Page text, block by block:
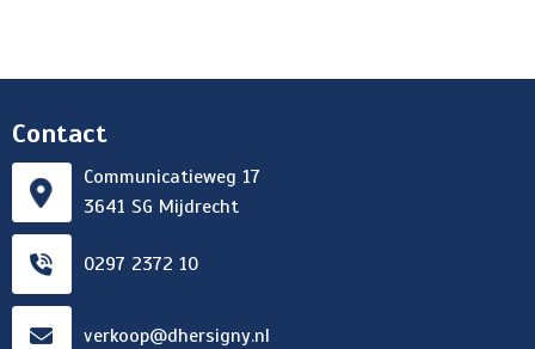
Contact
Communicatieweg 17
3641 SG Mijdrecht
0297 2372 10
verkoop@dhersigny.nl